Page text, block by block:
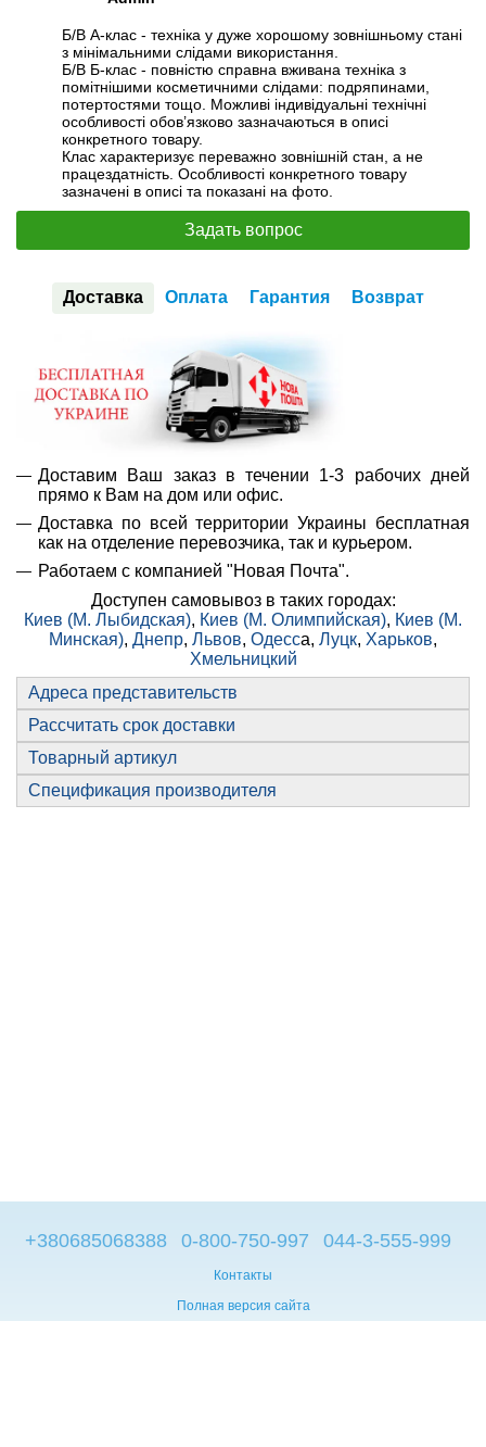
Б/В А-клас - техніка у дуже хорошому зовнішньому стані
з мінімальними слідами використання.
Б/В Б-клас - повністю справна вживана техніка з
помітнішими косметичними слідами: подряпинами,
потертостями тощо. Можливі індивідуальні технічні
особливості обов’язково зазначаються в описі
конкретного товару.
Клас характеризує переважно зовнішній стан, а не
працездатність. Особливості конкретного товару
зазначені в описі та показані на фото.
Задать вопрос
Доставка Оплата Гарантия Возврат
Доставим Ваш заказ в течении 1-3 рабочих дней
прямо к Вам на дом или офис.
Доставка по всей территории Украины бесплатная
как на отделение перевозчика, так и курьером.
Работаем с компанией "Новая Почта".
Доступен самовывоз в таких городах:
Киев (М. Лыбидская), Киев (М. Олимпийская), Киев (М.
Минская), Днепр, Львов, Одесса, Луцк, Харьков,
Хмельницкий
Адреса представительств
Рассчитать срок доставки
Товарный артикул
Спецификация производителя
+380685068388 0-800-750-997 044-3-555-999
Контакты
Полная версия сайта